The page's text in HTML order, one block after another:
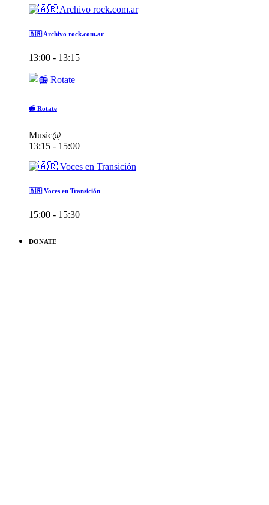
🇦🇷 Archivo rock.com.ar
13:00 - 13:15
📻 Rotate
Music@
13:15 - 15:00
🇦🇷 Voces en Transición
15:00 - 15:30
DONATE